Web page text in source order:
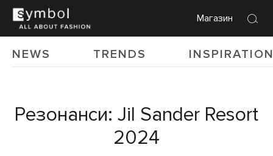
Магазин
NEWS TRENDS
Резонанси: Jil Sander Resort
2024